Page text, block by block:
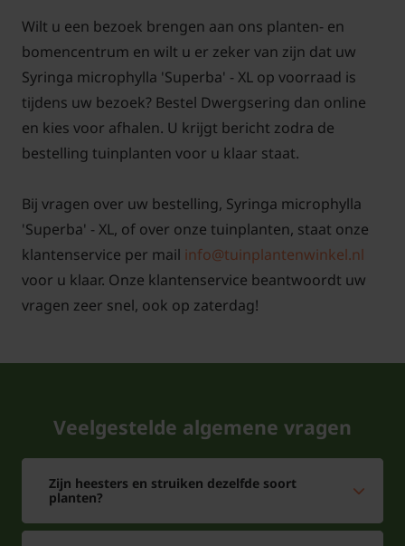
Wilt u een bezoek brengen aan ons planten- en
bomencentrum en wilt u er zeker van zijn dat uw
Syringa microphylla 'Superba' - XL op voorraad is
tijdens uw bezoek? Bestel Dwergsering dan online
en kies voor afhalen. U krijgt bericht zodra de
bestelling tuinplanten voor u klaar staat.
Bij vragen over uw bestelling, Syringa microphylla
'Superba' - XL, of over onze tuinplanten, staat onze
klantenservice per mail info@tuinplantenwinkel.nl
voor u klaar. Onze klantenservice beantwoordt uw
vragen zeer snel, ook op zaterdag!
Veelgestelde algemene vragen
Zijn heesters en struiken dezelfde soort
planten?